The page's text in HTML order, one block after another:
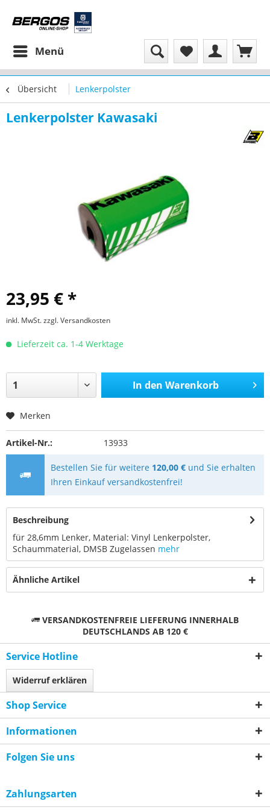
Menü
Übersicht Lenkerpolster
Lenkerpolster Kawasaki
23,95 € *
inkl. MwSt.zzgl. Versandkosten
Lieferzeit ca. 1-4 Werktage
In den Warenkorb
Merken
Artikel-Nr.: 13933
Bestellen Sie für weitere 120,00 € und Sie erhalten
Ihren Einkauf versandkostenfrei!
Beschreibung
für 28,6mm Lenker, Material: Vinyl Lenkerpolster,
Schaummaterial, DMSB Zugelassen mehr
Ähnliche Artikel
VERSANDKOSTENFREIE LIEFERUNG INNERHALB
DEUTSCHLANDS AB 120 €
Service Hotline
Widerruf erklären
Shop Service
Informationen
Folgen Sie uns
Zahlungsarten